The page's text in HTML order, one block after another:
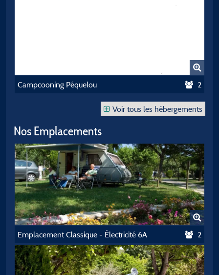
Campcooning Péquelou 2
Voir tous les hébergements
Nos Emplacements
Emplacement Classique - Électricité 6A 2